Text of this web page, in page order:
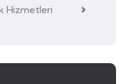
Hizmetleri